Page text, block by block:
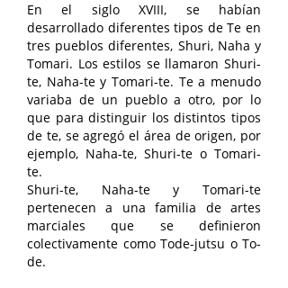
En el siglo XVIII, se habían
desarrollado diferentes tipos de Te en
tres pueblos diferentes, Shuri, Naha y
Tomari. Los estilos se llamaron Shuri-
te, Naha-te y Tomari-te. Te a menudo
variaba de un pueblo a otro, por lo
que para distinguir los distintos tipos
de te, se agregó el área de origen, por
ejemplo, Naha-te, Shuri-te o Tomari-
te.
Shuri-te, Naha-te y Tomari-te
pertenecen a una familia de artes
marciales que se definieron
colectivamente como Tode-jutsu o To-
de.